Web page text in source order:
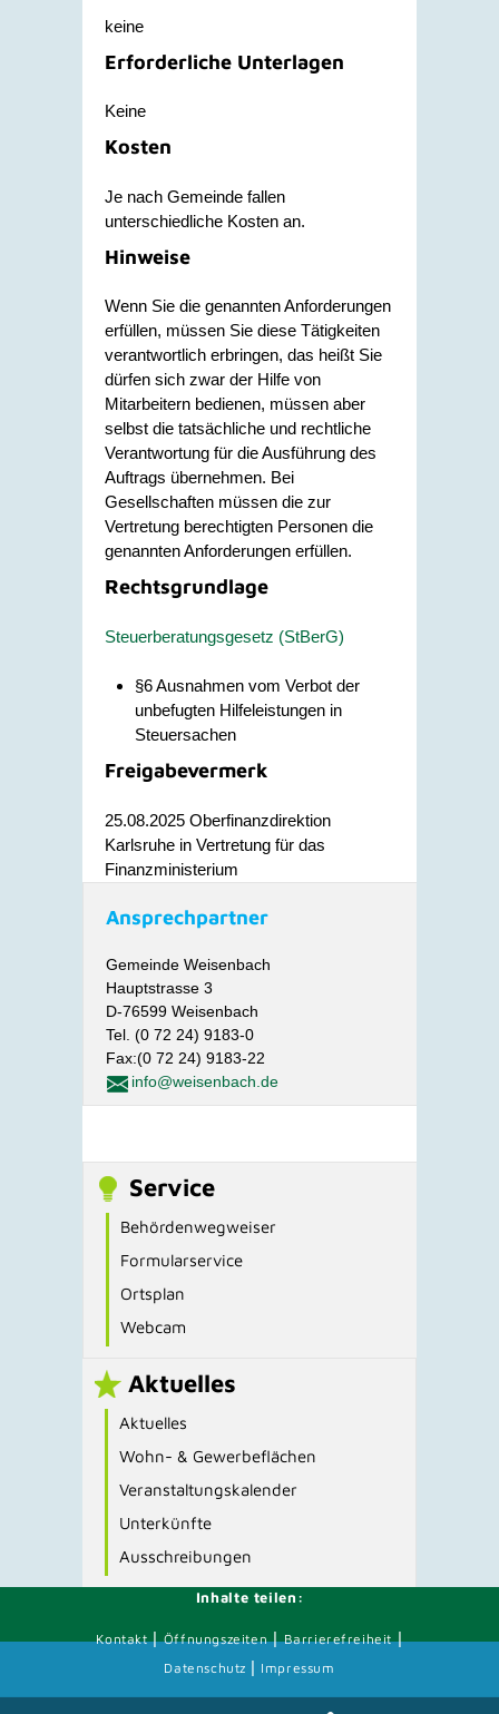
keine
Erforderliche Unterlagen
Keine
Kosten
Je nach Gemeinde fallen
unterschiedliche Kosten an.
Hinweise
Wenn Sie die genannten Anforderungen
erfüllen, müssen Sie diese Tätigkeiten
verantwortlich erbringen, das heißt Sie
dürfen sich zwar der Hilfe von
Mitarbeitern bedienen, müssen aber
selbst die tatsächliche und rechtliche
Verantwortung für die Ausführung des
Auftrags übernehmen. Bei
Gesellschaften müssen die zur
Vertretung berechtigten Personen die
genannten Anforderungen erfüllen.
Rechtsgrundlage
Steuerberatungsgesetz (StBerG)
§6 Ausnahmen vom Verbot der
unbefugten Hilfeleistungen in
Steuersachen
Freigabevermerk
25.08.2025 Oberfinanzdirektion
Karlsruhe in Vertretung für das
Finanzministerium
Ansprechpartner
Gemeinde Weisenbach
Hauptstrasse 3
D-76599 Weisenbach
Tel. (0 72 24) 9183-0
Fax:(0 72 24) 9183-22
info@weisenbach.de
Service
Behördenwegweiser
Formularservice
Ortsplan
Webcam
Aktuelles
Aktuelles
Wohn- & Gewerbeflächen
Veranstaltungskalender
Unterkünfte
Ausschreibungen
Inhalte teilen:
Kontakt|Öffnungszeiten|Barrierefreiheit|
Datenschutz | Impressum